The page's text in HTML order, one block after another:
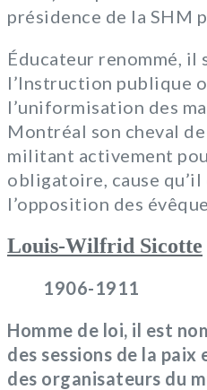
présidence de la SHM
Éducateur renommé, il
l’Instruction publique
l’uniformisation des
Montréal son cheval
militant activement
obligatoire, cause
l’opposition des
Louis-Wilfrid Sicotte
1906-1911
Homme de loi, il est
des sessions de la paix
des organisateurs du